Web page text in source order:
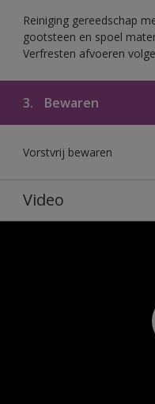
Reiniging gereedschap
gootsteen en spoel
Verfresten afvoeren
3. Bewaren
Vorstvrij bewaren
Video